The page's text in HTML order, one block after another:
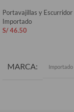
Portavajillas y Escurridor
Importado
S/46.50
MARCA Importado